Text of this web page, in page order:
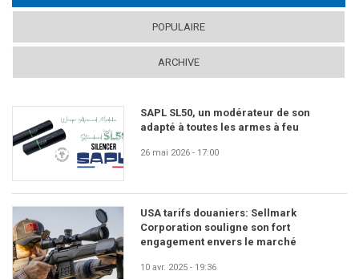
POPULAIRE
ARCHIVE
SAPL SL50, un modérateur de son
adapté à toutes les armes à feu
26 mai 2026 - 17:00
USA tarifs douaniers: Sellmark
Corporation souligne son fort
engagement envers le marché
10 avr. 2025 - 19:36